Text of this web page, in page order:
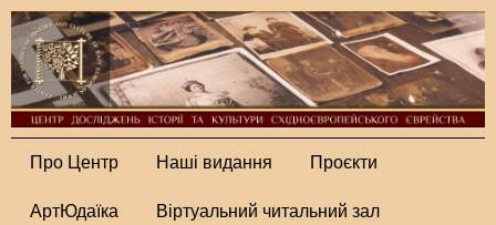
Про Центр Наші видання Проєкти
АртЮдаїка Віртуальний читальний зал